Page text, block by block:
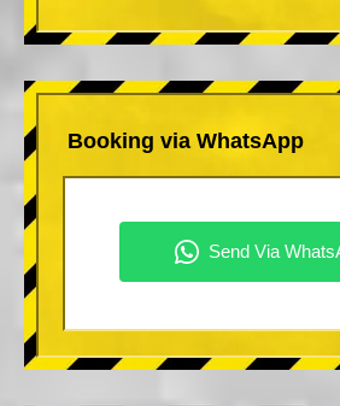
Booking via WhatsApp